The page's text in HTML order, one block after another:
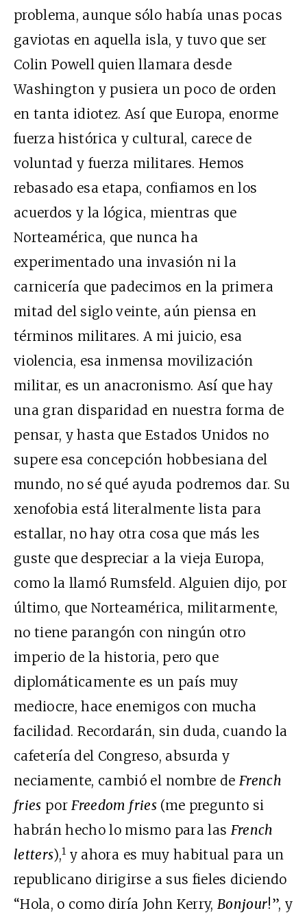
problema, aunque sólo había unas pocas
gaviotas en aquella isla, y tuvo que ser
Colin Powell quien llamara desde
Washington y pusiera un poco de orden
en tanta idiotez. Así que Europa, enorme
fuerza histórica y cultural, carece de
voluntad y fuerza militares. Hemos
rebasado esa etapa, confiamos en los
acuerdos y la lógica, mientras que
Norteamérica, que nunca ha
experimentado una invasión ni la
carnicería que padecimos en la primera
mitad del siglo veinte, aún piensa en
términos militares. A mi juicio, esa
violencia, esa inmensa movilización
militar, es un anacronismo. Así que hay
una gran disparidad en nuestra forma de
pensar, y hasta que Estados Unidos no
supere esa concepción hobbesiana del
mundo, no sé qué ayuda podremos dar. Su
xenofobia está literalmente lista para
estallar, no hay otra cosa que más les
guste que despreciar a la vieja Europa,
como la llamó Rumsfeld. Alguien dijo, por
último, que Norteamérica, militarmente,
no tiene parangón con ningún otro
imperio de la historia, pero que
diplomáticamente es un país muy
mediocre, hace enemigos con mucha
facilidad. Recordarán, sin duda, cuando la
cafetería del Congreso, absurda y
neciamente, cambió el nombre de French
fries porFreedom fries(me pregunto si
habrán hecho lo mismo para las French
letters),1 y ahora es muy habitual para un
republicano dirigirse a sus fieles diciendo
“Hola, o como diría John Kerry, Bonjour!”, y